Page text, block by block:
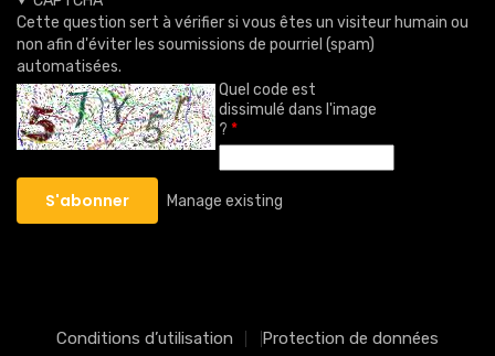
Cette question sert à vérifier si vous êtes un visiteur humain ou
non afin d'éviter les soumissions de pourriel (spam)
automatisées.
Quel code est
dissimulé dans l'image
?
Manage existing
Conditions d’utilisation Protection de données